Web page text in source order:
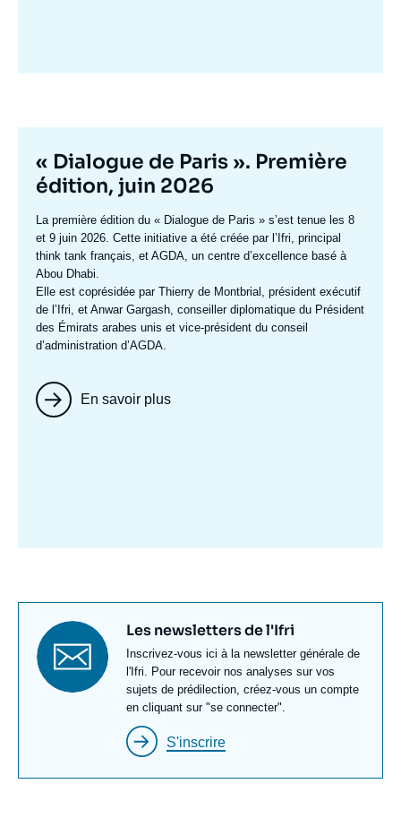
Titre
mis
en
avant
« Dialogue de Paris ». Première
édition, juin 2026
Texte
accroche
La première édition du « Dialogue de Paris » s’est tenue les 8
et 9 juin 2026. Cette initiative a été créée par l’Ifri, principal
think tank français, et AGDA, un centre d’excellence basé à
Abou Dhabi.
Elle est coprésidée par Thierry de Montbrial , président exécutif
de l’Ifri, et Anwar Gargash, conseiller diplomatique du Président
des Émirats arabes unis et vice-président du conseil
d’administration d’AGDA.
En savoir plus
Titre
newsletter
Les newsletters de l'Ifri
Texte
Newsletter
Inscrivez-vous ici à la newsletter générale de
l'Ifri. Pour recevoir nos analyses sur vos
sujets de prédilection, créez-vous un compte
en cliquant sur "se connecter".
S'inscrire